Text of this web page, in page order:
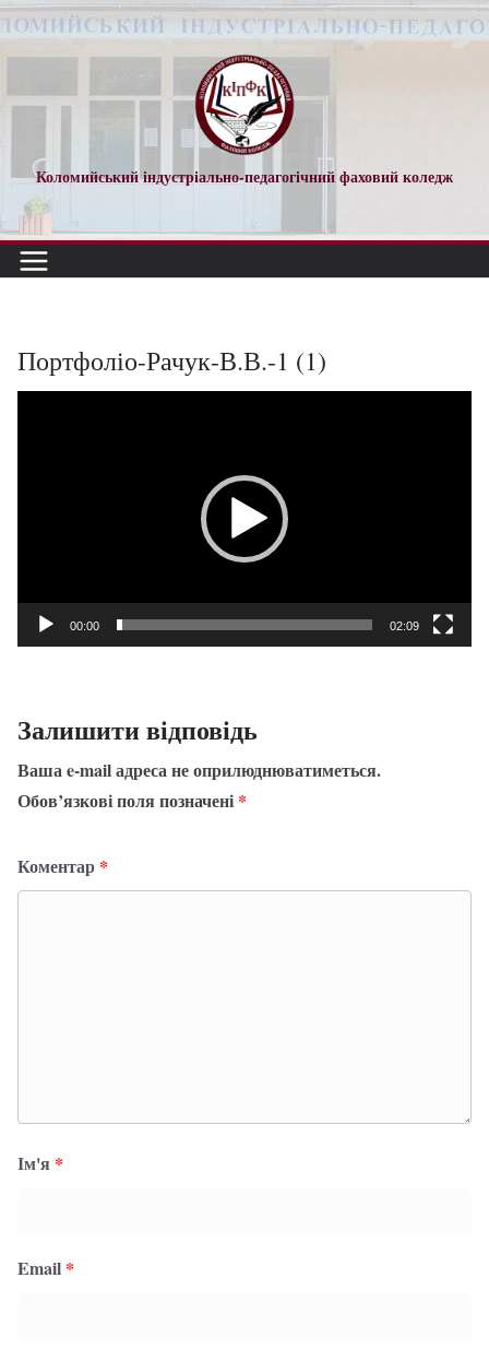
Перейти
до
Коломийський індустріально-педагогічний фаховий коледж
Портфоліо-Рачук-В.В.-1 (1)
00:00 02:09
Залишити відповідь
Ваша e-mail адреса не оприлюднюватиметься.
Обов’язкові поля позначені *
Коментар *
Ім'я *
Email *